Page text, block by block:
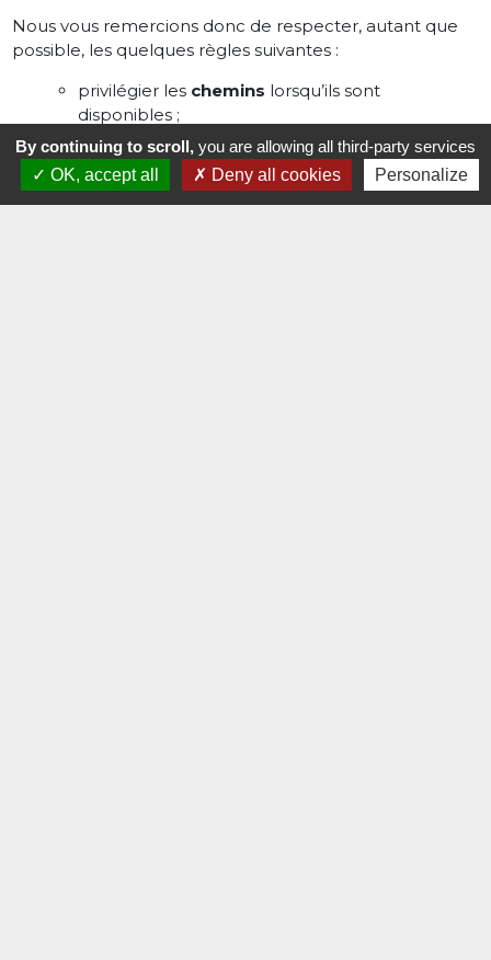
Nous vous remercions donc de respecter, autant que
possible, les quelques règles suivantes :
privilégier les chemins lorsqu’ils sont
disponibles ;
ne jamais circuler sur les
aires de départ
, les
avant-greenset lescolliers de greens,
particulièrement sensibles en période de stress
hydrique ;
By continuing to scroll, you are allowing all third-party services
OK, accept all
Deny all cookies Personalize